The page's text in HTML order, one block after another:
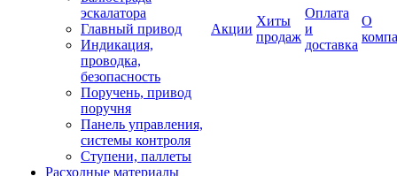
эскалатора
Главный привод
Индикация,
проводка,
безопасность
Поручень, привод
поручня
Панель управления,
системы контроля
Ступени, паллеты
Расходные материалы
Акции
Хиты
продаж
Оплата
и
доставка
О